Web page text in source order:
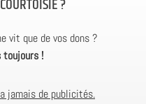
?
vit que de vos dons ?
toujours !
jamais de publicités.